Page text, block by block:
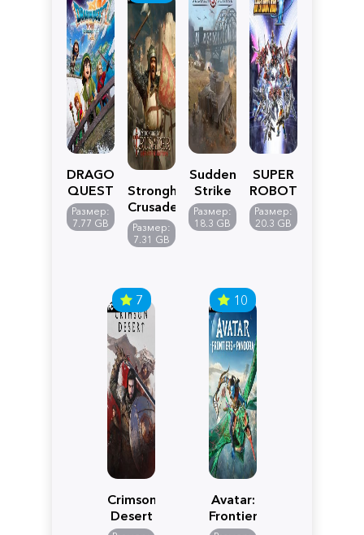
DRAGON
QUEST
VII
Reimagined
Размер:
7.77 GB
Stronghold
Crusader:
Definitive
Edition
Размер:
7.31 GB
Sudden
Strike
5
Размер:
18.3 GB
SUPER
ROBOT
WARS
Y
Размер:
20.3 GB
7
Crimson
Desert
10
Avatar:
Frontiers
of